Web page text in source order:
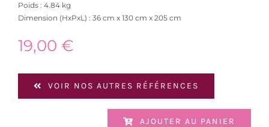
Poids : 4.84 kg
Dimension (HxPxL) : 36 cm x 130 cm x 205 cm
19,00 €
VOIR NOS AUTRES RÉFÉRENCES
AJOUTER AU PANIER